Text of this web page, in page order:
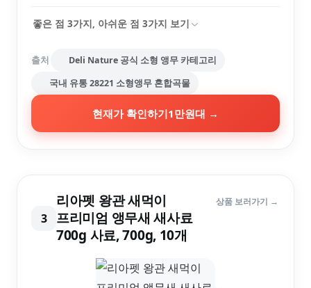
좋은 점 3가지, 아쉬운 점 3가지 보기
출처
Deli Nature 공식 소형 앵무 카테고리
국내 유통 28221 소형앵무 혼합곡물
현재가 확인하기1만원대 →
3
리아펫 왕관 새먹이
프리미엄 앵무새 새사료
700g 사료, 700g, 10개
상품 보러가기 →